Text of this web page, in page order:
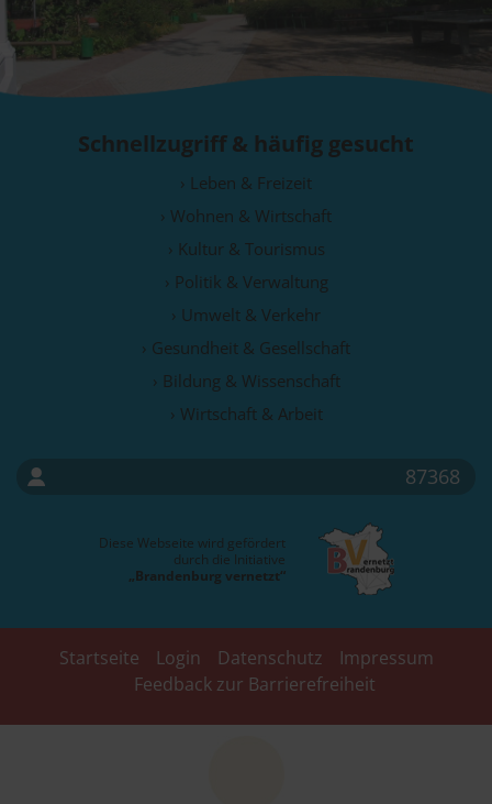
Schnellzugriff & häufig gesucht
› Leben & Freizeit
› Wohnen & Wirtschaft
› Kultur & Tourismus
› Politik & Verwaltung
› Umwelt & Verkehr
› Gesundheit & Gesellschaft
› Bildung & Wissenschaft
› Wirtschaft & Arbeit
87368
Diese Webseite wird gefördert
durch die Initiative
„Brandenburg vernetzt“
Startseite Login Datenschutz
Impressum
Feedback zur Barrierefreiheit